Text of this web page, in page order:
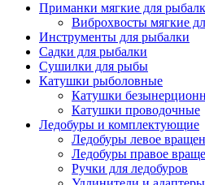
Приманки мягкие для
Виброхвосты мягкие
Инструменты для рыбалки
Садки для рыбалки
Сушилки для рыбы
Катушки рыболовные
Катушки
Катушки проводочные
Ледобуры и комплектующие
Ледобуры левое
Ледобуры правое
Ручки для ледобуров